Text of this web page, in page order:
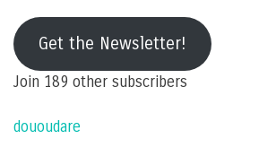
mail
addressGet the Newsletter!
Join 189 other subscribers
dououdare